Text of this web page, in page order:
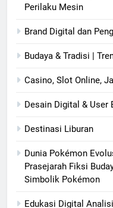
Perilaku Mesin
Brand Digital dan
Budaya & Tradisi |
Casino, Slot Online,
Desain Digital & User
Destinasi Liburan
Dunia Pokémon
Prasejarah Fiksi
Simbolik Pokémon
Edukasi Digital